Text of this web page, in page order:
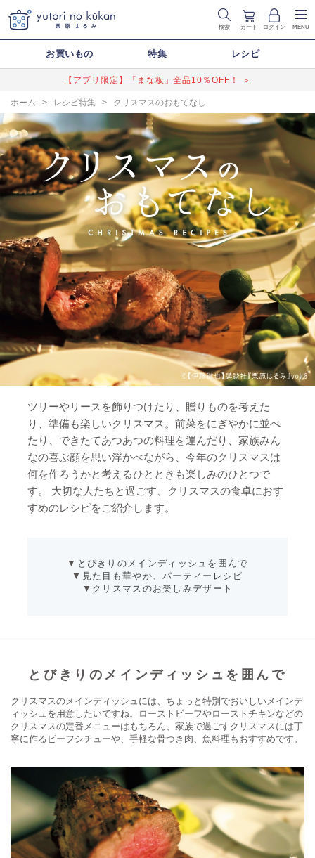
検索 カート ログイン MENU
お買いもの 特集 レシピ
【アプリ限定】「まな板」全品10％OFF！ ＞
ホーム > レシピ特集 > クリスマスのおもてなし
ツリーやリースを飾りつけたり、贈りものを考えた
り、準備も楽しいクリスマス。前菜をにぎやかに並べ
たり、できたてあつあつの料理を運んだり、家族みん
なの喜ぶ顔を思い浮かべながら、今年のクリスマスは
何を作ろうかと考えるひとときも楽しみのひとつで
す。 大切な人たちと過ごす、クリスマスの食卓におす
すめのレシピをご紹介します。
▼ とびきりのメインディッシュを囲んで
▼ 見た目も華やか、パーティーレシピ
▼ クリスマスのお楽しみデザート
とびきりのメインディッシュを囲んで
クリスマスのメインディッシュには、ちょっと特別でおいしいメインデ
ィッシュを用意したいですね。ローストビーフやローストチキンなどの
クリスマスの定番メニューはもちろん、家族で過ごすクリスマスには丁
寧に作るビーフシチューや、手軽な骨つき肉、魚料理もおすすめです。